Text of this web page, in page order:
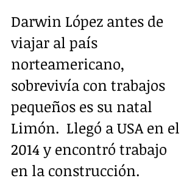
Darwin López antes de
viajar al país
norteamericano,
sobrevivía con trabajos
pequeños es su natal
Limón.  Llegó a USA en el
2014 y encontró trabajo
en la construcción.